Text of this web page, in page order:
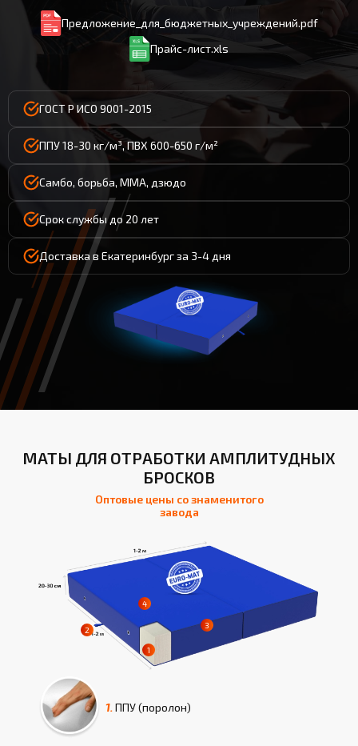
Предложение_для_бюджетных_учреждений.pdf
Прайс-лист.xls
ГОСТ Р ИСО 9001-2015
ППУ 18-30 кг/м³, ПВХ 600-650 г/м²
Самбо, борьба, ММА, дзюдо
Срок службы до 20 лет
Доставка в Екатеринбург за 3-4 дня
МАТЫ ДЛЯ ОТРАБОТКИ АМПЛИТУДНЫХ
БРОСКОВ
Оптовые цены со знаменитого
завода
1. ППУ (поролон)